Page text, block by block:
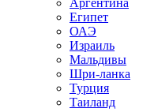
Аргентина
Египет
ОАЭ
Израиль
Мальдивы
Шри-ланка
Турция
Таиланд